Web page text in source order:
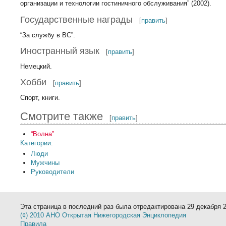
организации и технологии гостиничного обслуживания” (2002).
Государственные награды [править]
“За службу в ВС”.
Иностранный язык [править]
Немецкий.
Хобби [править]
Спорт, книги.
Смотрите также [править]
“Волна”
Категории:
Люди
Мужчины
Руководители
Эта страница в последний раз была отредактирована 29 декабря
(¢) 2010 АНО Открытая Нижегородская Энциклопедия
Правила